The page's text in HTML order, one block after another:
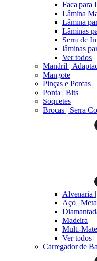
Faca para
Lâmina
Lâmina
Lâminas
Serra de
lâminas
Ver todos
Mandril |
Mangote
Pinças e Porcas
Ponta | Bits
Soquetes
Brocas | Serra
Alvenaria
Aço |
Madeira
Multi-
Ver todos
Carregador de